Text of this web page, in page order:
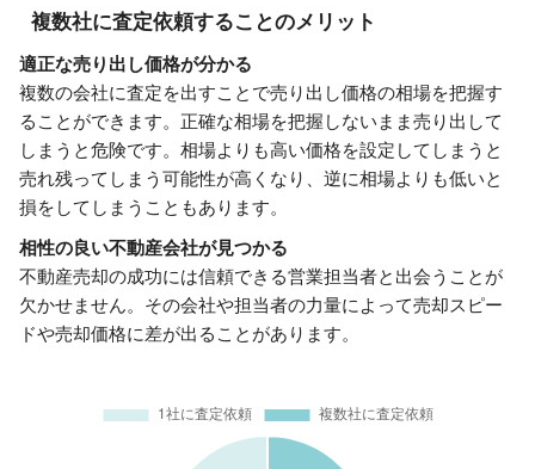
複数社に査定依頼することのメリット
適正な売り出し価格が分かる
複数の会社に査定を出すことで売り出し価格の相場を把握す
ることができます。正確な相場を把握しないまま売り出して
しまうと危険です。相場よりも高い価格を設定してしまうと
売れ残ってしまう可能性が高くなり、逆に相場よりも低いと
損をしてしまうこともあります。
相性の良い不動産会社が見つかる
不動産売却の成功には信頼できる営業担当者と出会うことが
欠かせません。その会社や担当者の力量によって売却スピー
ドや売却価格に差が出ることがあります。